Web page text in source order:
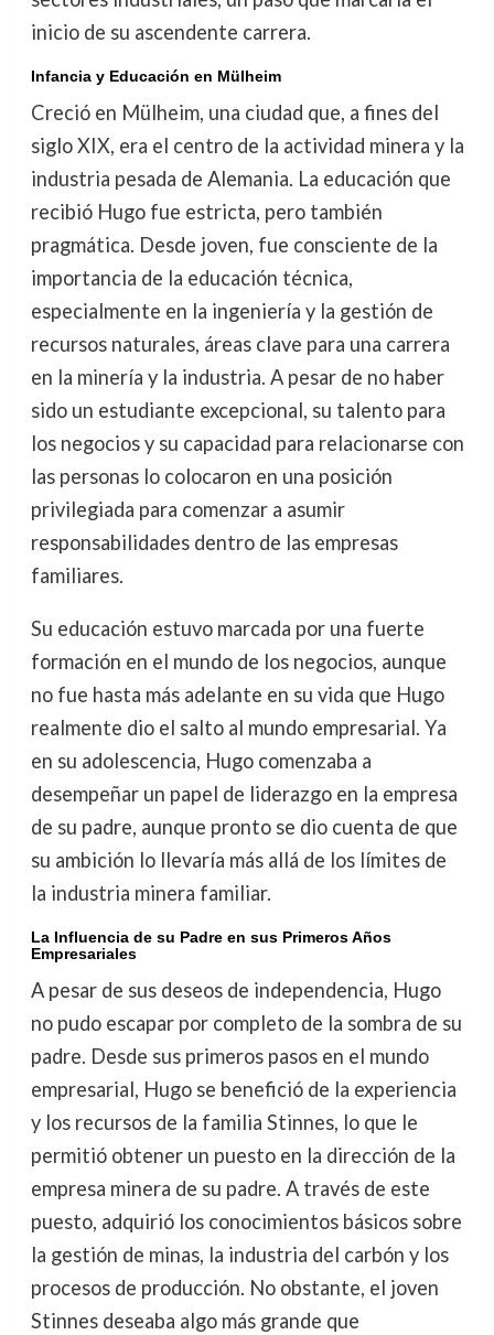
inicio de su ascendente carrera.
Infancia y Educación en Mülheim
Creció en Mülheim, una ciudad que, a fines del
siglo XIX, era el centro de la actividad minera y la
industria pesada de Alemania. La educación que
recibió Hugo fue estricta, pero también
pragmática. Desde joven, fue consciente de la
importancia de la educación técnica,
especialmente en la ingeniería y la gestión de
recursos naturales, áreas clave para una carrera
en la minería y la industria. A pesar de no haber
sido un estudiante excepcional, su talento para
los negocios y su capacidad para relacionarse con
las personas lo colocaron en una posición
privilegiada para comenzar a asumir
responsabilidades dentro de las empresas
familiares.
Su educación estuvo marcada por una fuerte
formación en el mundo de los negocios, aunque
no fue hasta más adelante en su vida que Hugo
realmente dio el salto al mundo empresarial. Ya
en su adolescencia, Hugo comenzaba a
desempeñar un papel de liderazgo en la empresa
de su padre, aunque pronto se dio cuenta de que
su ambición lo llevaría más allá de los límites de
la industria minera familiar.
La Influencia de su Padre en sus Primeros Años
Empresariales
A pesar de sus deseos de independencia, Hugo
no pudo escapar por completo de la sombra de su
padre. Desde sus primeros pasos en el mundo
empresarial, Hugo se benefició de la experiencia
y los recursos de la familia Stinnes, lo que le
permitió obtener un puesto en la dirección de la
empresa minera de su padre. A través de este
puesto, adquirió los conocimientos básicos sobre
la gestión de minas, la industria del carbón y los
procesos de producción. No obstante, el joven
Stinnes deseaba algo más grande que